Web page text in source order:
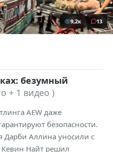
9,2к 13
безумный
+ 1 видео )
AEW даже
безопасности.
Дарби Аллина уносили с
Кевин Найт решил